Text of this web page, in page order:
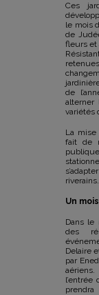
Ces
le mois
de
fleurs et
de
alterner
variétés
La
fait de
riverains.
Un
Dans le
des
Delaire
par